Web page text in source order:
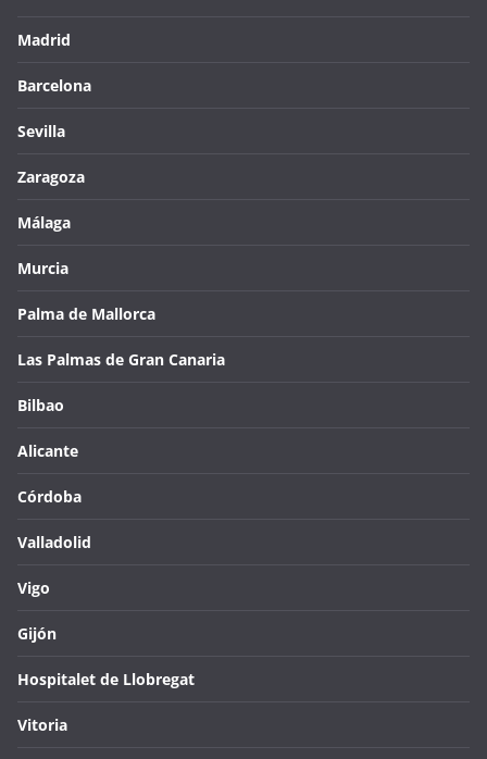
Madrid
Barcelona
Sevilla
Zaragoza
Málaga
Murcia
Palma de Mallorca
Las Palmas de Gran Canaria
Bilbao
Alicante
Córdoba
Valladolid
Vigo
Gijón
Hospitalet de Llobregat
Vitoria